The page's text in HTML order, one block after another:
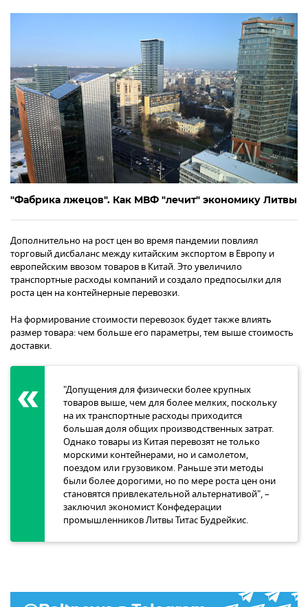
"Фабрика лжецов". Как МВФ "лечит" экономику Литвы
Дополнительно на рост цен во время пандемии повлиял
торговый дисбаланс между китайским экспортом в Европу и
европейским ввозом товаров в Китай. Это увеличило
транспортные расходы компаний и создало предпосылки для
роста цен на контейнерные перевозки.
На формирование стоимости перевозок будет также влиять
размер товара: чем больше его параметры, тем выше стоимость
доставки.
"Допущения для физически более крупных
товаров выше, чем для более мелких, поскольку
на их транспортные расходы приходится
большая доля общих производственных затрат.
Однако товары из Китая перевозят не только
морскими контейнерами, но и самолетом,
поездом или грузовиком. Раньше эти методы
были более дорогими, но по мере роста цен они
становятся привлекательной альтернативой", –
заключил экономист Конфедерации
промышленников Литвы Титас Будрейкис.